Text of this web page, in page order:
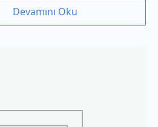
Devamını Oku